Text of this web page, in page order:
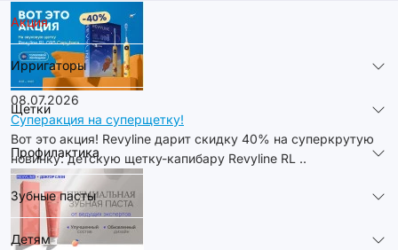
Акция
Ирригаторы
Щетки
Профилактика
Зубные пасты
Детям
08.07.2026
Суперакция на суперщетку!
Вот это акция! Revyline дарит скидку 40% на суперкрутую
новинку: детскую щетку-капибару Revyline RL ..